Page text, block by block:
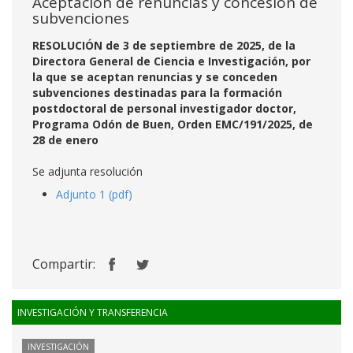
subvenciones
RESOLUCIÓN de 3 de septiembre de 2025, de la
Directora General de Ciencia e Investigación, por
la que se aceptan renuncias y se conceden
subvenciones destinadas para la formación
postdoctoral de personal investigador doctor,
Programa Odón de Buen, Orden EMC/191/2025, de
28 de enero
Se adjunta resolución
Adjunto 1 (pdf)
Compartir:
INVESTIGACIÓN Y TRANSFERENCIA
INVESTIGACIÓN